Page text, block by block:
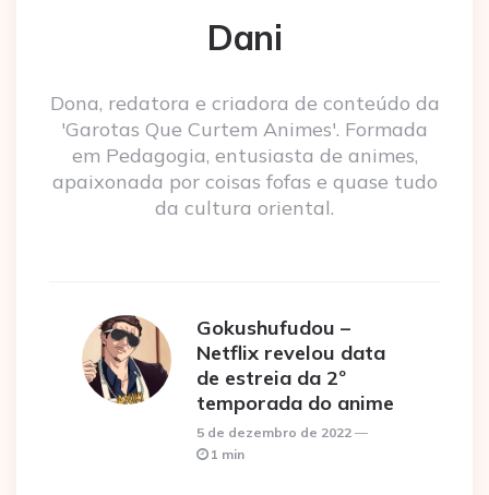
Dani
Dona, redatora e criadora de conteúdo da
'Garotas Que Curtem Animes'. Formada
em Pedagogia, entusiasta de animes,
apaixonada por coisas fofas e quase tudo
da cultura oriental.
Gokushufudou –
Netflix revelou data
de estreia da 2º
temporada do anime
5 de dezembro de 2022
1 min